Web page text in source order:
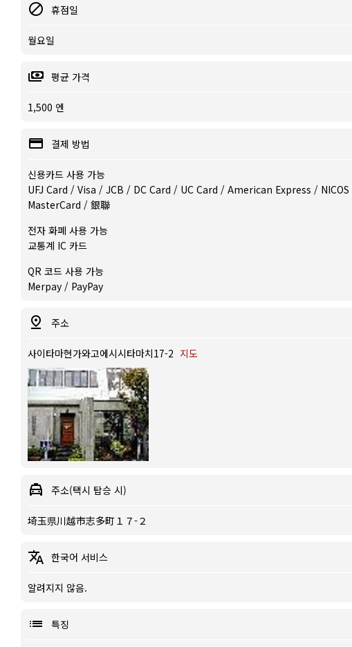
휴점일
월요일
평균 가격
1,500 엔
결제 방법
신용카드 사용 가능
UFJ Card / Visa / JCB / DC Card / UC Card / American Express /
MasterCard / 銀聯
전자 화폐 사용 가능
교통계 IC 카드
QR 코드 사용 가능
Merpay / PayPay
주소
사이타마현가와고에시시타마치17-2 지도
주소(택시 탑승 시)
埼玉県川越市志多町１７-２
한국어 서비스
알려지지 않음.
특징